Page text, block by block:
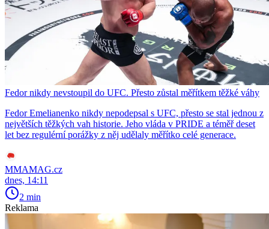
Fedor nikdy nevstoupil do UFC. Přesto zůstal měřítkem těžké váhy
Fedor Emelianenko nikdy nepodepsal s UFC, přesto se stal jednou z
největších těžkých vah historie. Jeho vláda v PRIDE a téměř deset
let bez regulérní porážky z něj udělaly měřítko celé generace.
MMAMAG.cz
dnes, 14:11
2 min
Reklama